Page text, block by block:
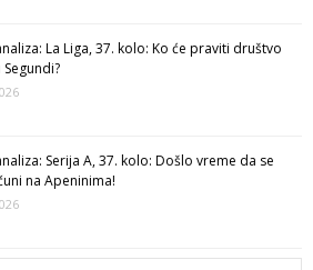
La Liga, 37. kolo: Ko će praviti društvo
Serija A, 37. kolo: Došlo vreme da se
na Apeninima!